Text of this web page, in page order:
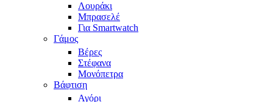
Λουράκι
Μπρασελέ
Για Smartwatch
Γάμος
Βέρες
Στέφανα
Μονόπετρα
Βάφτιση
Αγόρι